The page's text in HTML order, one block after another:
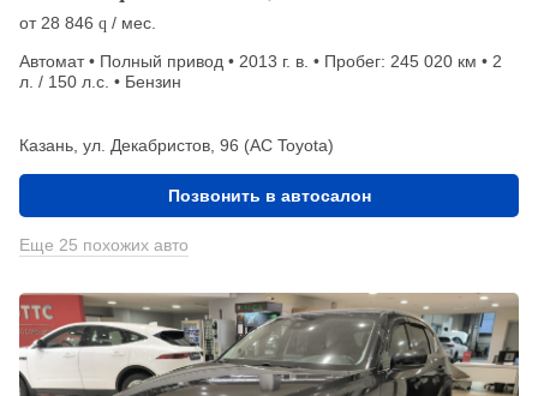
от 28 846 q / мес.
Автомат • Полный привод • 2013 г. в. • Пробег: 245 020 км • 2
л. / 150 л.с. • Бензин
Казань, ул. Декабристов, 96 (АС Toyota)
Позвонить в автосалон
Еще 25 похожих авто